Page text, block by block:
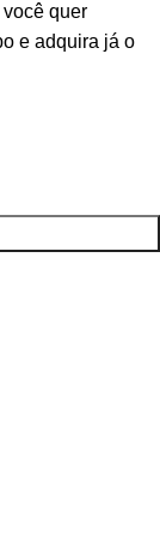
quer
e adquira já o